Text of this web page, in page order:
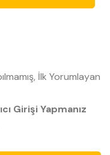
İlk Yorumlayan
Girişi Yapmanız